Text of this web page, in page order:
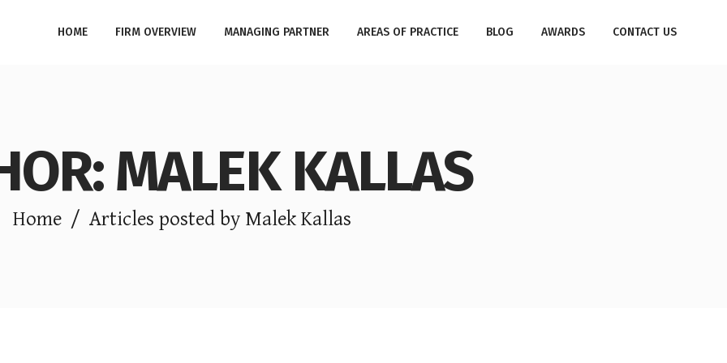
HOME FIRM OVERVIEW MANAGING PARTNER AREAS OF PRACTICE BLOG AWARDS CONTACT US
MALEK KALLAS
Home / Articles posted by Malek Kallas